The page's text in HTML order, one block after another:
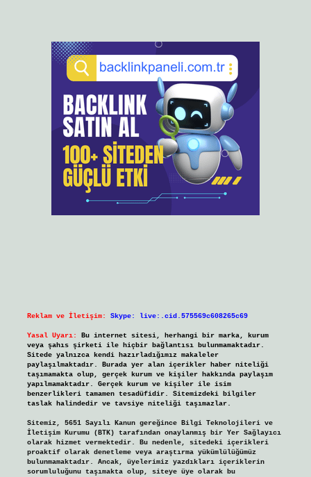
Reklam ve İletişim: Skype: live:.cid.575569c608265c69
Yasal Uyarı:
Bu internet sitesi, herhangi bir marka, kurum
veya şahıs şirketi ile hiçbir bağlantısı bulunmamaktadır.
Sitede yalnızca kendi hazırladığımız makaleler
paylaşılmaktadır. Burada yer alan içerikler haber niteliği
taşımamakta olup, gerçek kurum ve kişiler hakkında paylaşım
yapılmamaktadır. Gerçek kurum ve kişiler ile isim
benzerlikleri tamamen tesadüfidir. Sitemizdeki bilgiler
taslak halindedir ve tavsiye niteliği taşımazlar.
Sitemiz, 5651 Sayılı Kanun gereğince Bilgi Teknolojileri ve
İletişim Kurumu (BTK) tarafından onaylanmış bir Yer Sağlayıcı
olarak hizmet vermektedir. Bu nedenle, sitedeki içerikleri
proaktif olarak denetleme veya araştırma yükümlülüğümüz
bulunmamaktadır. Ancak, üyelerimiz yazdıkları içeriklerin
sorumluluğunu taşımakta olup, siteye üye olarak bu